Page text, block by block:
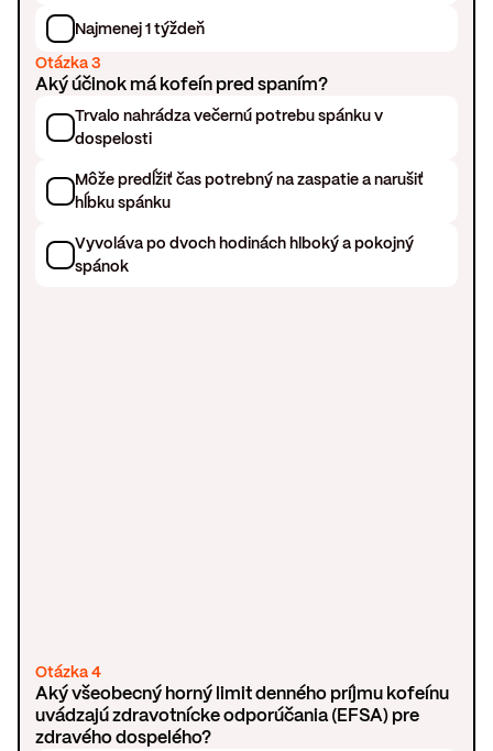
Najmenej 1 týždeň
Otázka 3
Aký účinok má kofeín pred spaním?
Trvalo nahrádza večernú potrebu spánku v
dospelosti
Môže predĺžiť čas potrebný na zaspatie a narušiť
hĺbku spánku
Vyvoláva po dvoch hodinách hlboký a pokojný
spánok
Otázka 4
Aký všeobecný horný limit denného príjmu kofeínu
uvádzajú zdravotnícke odporúčania (EFSA) pre
zdravého dospelého?